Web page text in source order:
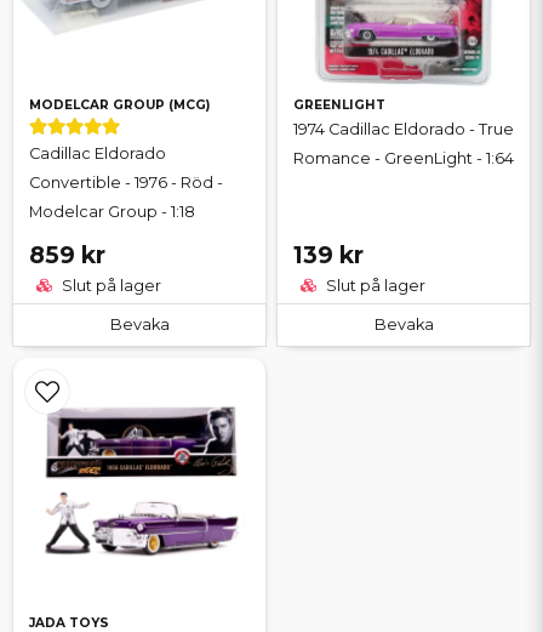
MODELCAR GROUP (MCG)
Cadillac Eldorado
Convertible - 1976 - Röd -
Modelcar Group - 1:18
859 kr
Slut på lager
Bevaka
GREENLIGHT
1974 Cadillac Eldorado - True
Romance - GreenLight - 1:64
139 kr
Slut på lager
Bevaka
JADA TOYS